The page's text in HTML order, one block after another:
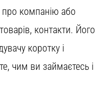
про компанію або
контакти. Його
коротку і
чим ви займаєтесь і